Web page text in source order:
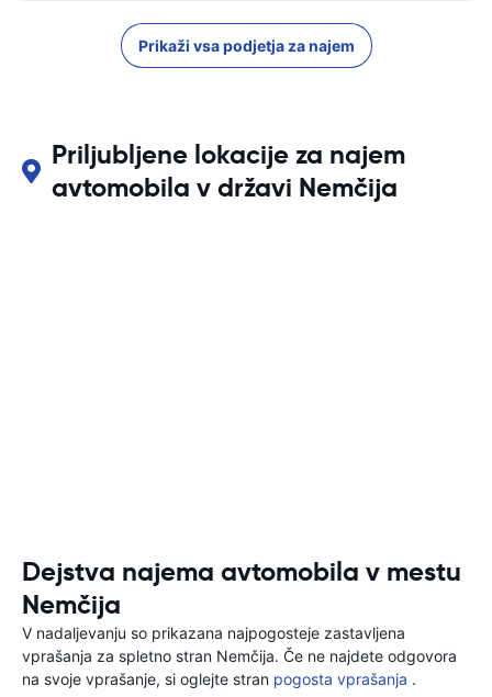
Prikaži vsa podjetja za najem
Priljubljene lokacije za najem
avtomobila v državi Nemčija
Dejstva najema avtomobila v mestu
Nemčija
V nadaljevanju so prikazana najpogosteje zastavljena
vprašanja za spletno stran Nemčija. Če ne najdete odgovora
na svoje vprašanje, si oglejte stran pogosta vprašanja .